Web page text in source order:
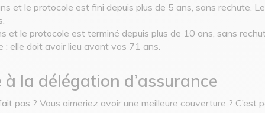
et le protocole est fini depuis plus de 5 ans, sans rechute. Le
et le protocole est terminé depuis plus de 10 ans, sans
: elle doit avoir lieu avant vos 71 ans.
la délégation d’assurance
pas ? Vous aimeriez avoir une meilleure couverture ? C’est